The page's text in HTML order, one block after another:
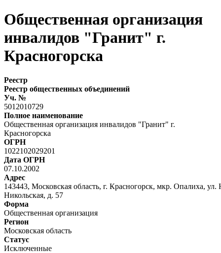
Общественная организация
инвалидов "Гранит" г.
Красногорска
Реестр
Реестр общественных объединений
Уч. №
5012010729
Полное наименование
Общественная организация инвалидов "Гранит" г.
Красногорска
ОГРН
1022102029201
Дата ОГРН
07.10.2002
Адрес
143443, Московская область, г. Красногорск, мкр. Опалиха, ул.
Никольская, д. 57
Форма
Общественная организация
Регион
Московская область
Статус
Исключенные